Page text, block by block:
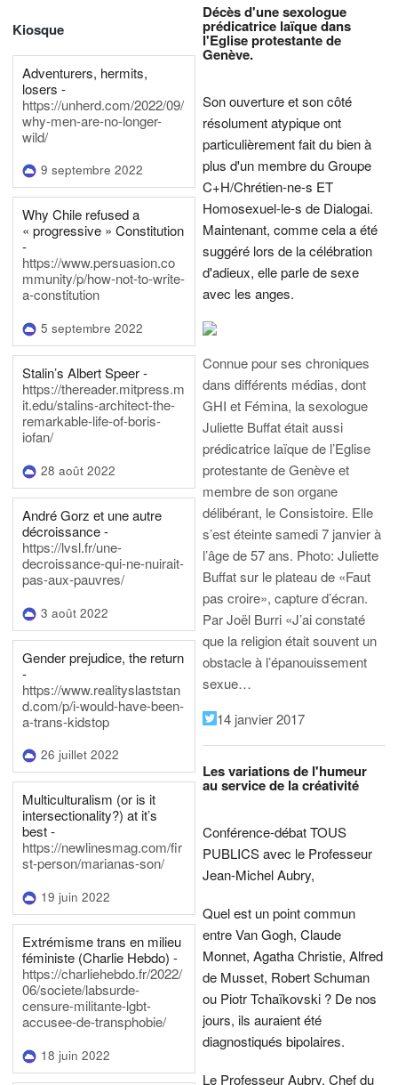
Kiosque
Adventurers, hermits,
losers -
https://unherd.com/2022/09/
why-men-are-no-longer-
wild/
9 septembre 2022
Why Chile refused a
« progressive » Constitution
-
https://www.persuasion.co
mmunity/p/how-not-to-write-
a-constitution
5 septembre 2022
Stalin’s Albert Speer -
https://thereader.mitpress.m
it.edu/stalins-architect-the-
remarkable-life-of-boris-
iofan/
28 août 2022
André Gorz et une autre
décroissance -
https://lvsl.fr/une-
decroissance-qui-ne-nuirait-
pas-aux-pauvres/
3 août 2022
Gender prejudice, the return
-
https://www.realityslaststan
d.com/p/i-would-have-been-
a-trans-kidstop
26 juillet 2022
Multiculturalism (or is it
intersectionality?) at it’s
best -
https://newlinesmag.com/fir
st-person/marianas-son/
19 juin 2022
Extrémisme trans en milieu
féministe (Charlie Hebdo) -
https://charliehebdo.fr/2022/
06/societe/labsurde-
censure-militante-lgbt-
accusee-de-transphobie/
18 juin 2022
Décès d'une sexologue
prédicatrice laïque dans
l'Eglise protestante de
Genève.
Son ouverture et son côté
résolument atypique ont
particulièrement fait du bien à
plus d'un membre du Groupe
C+H/Chrétien-ne-s ET
Homosexuel-le-s de Dialogai.
Maintenant, comme cela a été
suggéré lors de la célébration
d'adieux, elle parle de sexe
avec les anges.
Connue pour ses chroniques
dans différents médias, dont
GHI et Fémina, la sexologue
Juliette Buffat était aussi
prédicatrice laïque de l’Eglise
protestante de Genève et
membre de son organe
délibérant, le Consistoire. Elle
s’est éteinte samedi 7 janvier à
l’âge de 57 ans. Photo: Juliette
Buffat sur le plateau de «Faut
pas croire», capture d’écran.
Par Joël Burri «J’ai constaté
que la religion était souvent un
obstacle à l’épanouissement
sexue…
14 janvier 2017
Les variations de l'humeur
au service de la créativité
Conférence-débat TOUS
PUBLICS avec le Professeur
Jean-Michel Aubry,
Quel est un point commun
entre Van Gogh, Claude
Monnet, Agatha Christie, Alfred
de Musset, Robert Schuman
ou Piotr Tchaïkovski ? De nos
jours, ils auraient été
diagnostiqués bipolaires.
Le Professeur Aubry, Chef du